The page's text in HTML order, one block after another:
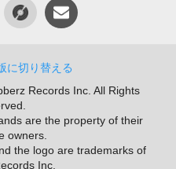
に切り替える
Records Inc. All Rights
are the property of their
owners.
the logo are trademarks of
Inc.